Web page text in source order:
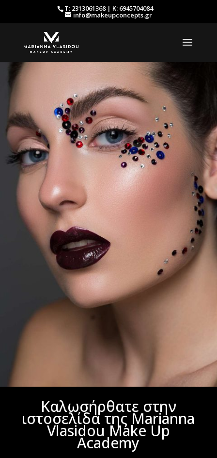
Τ: 2313061368 | Κ: 6945704084
info@makeupconcepts.gr
Καλωσήρθατε στην
ιστοσελίδα της Marianna
Vlasidou Make Up
Academy